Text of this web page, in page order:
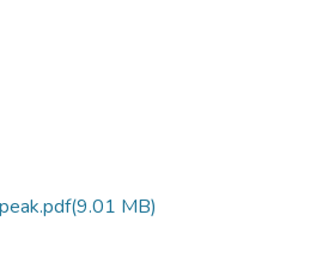
(9.01 MB)